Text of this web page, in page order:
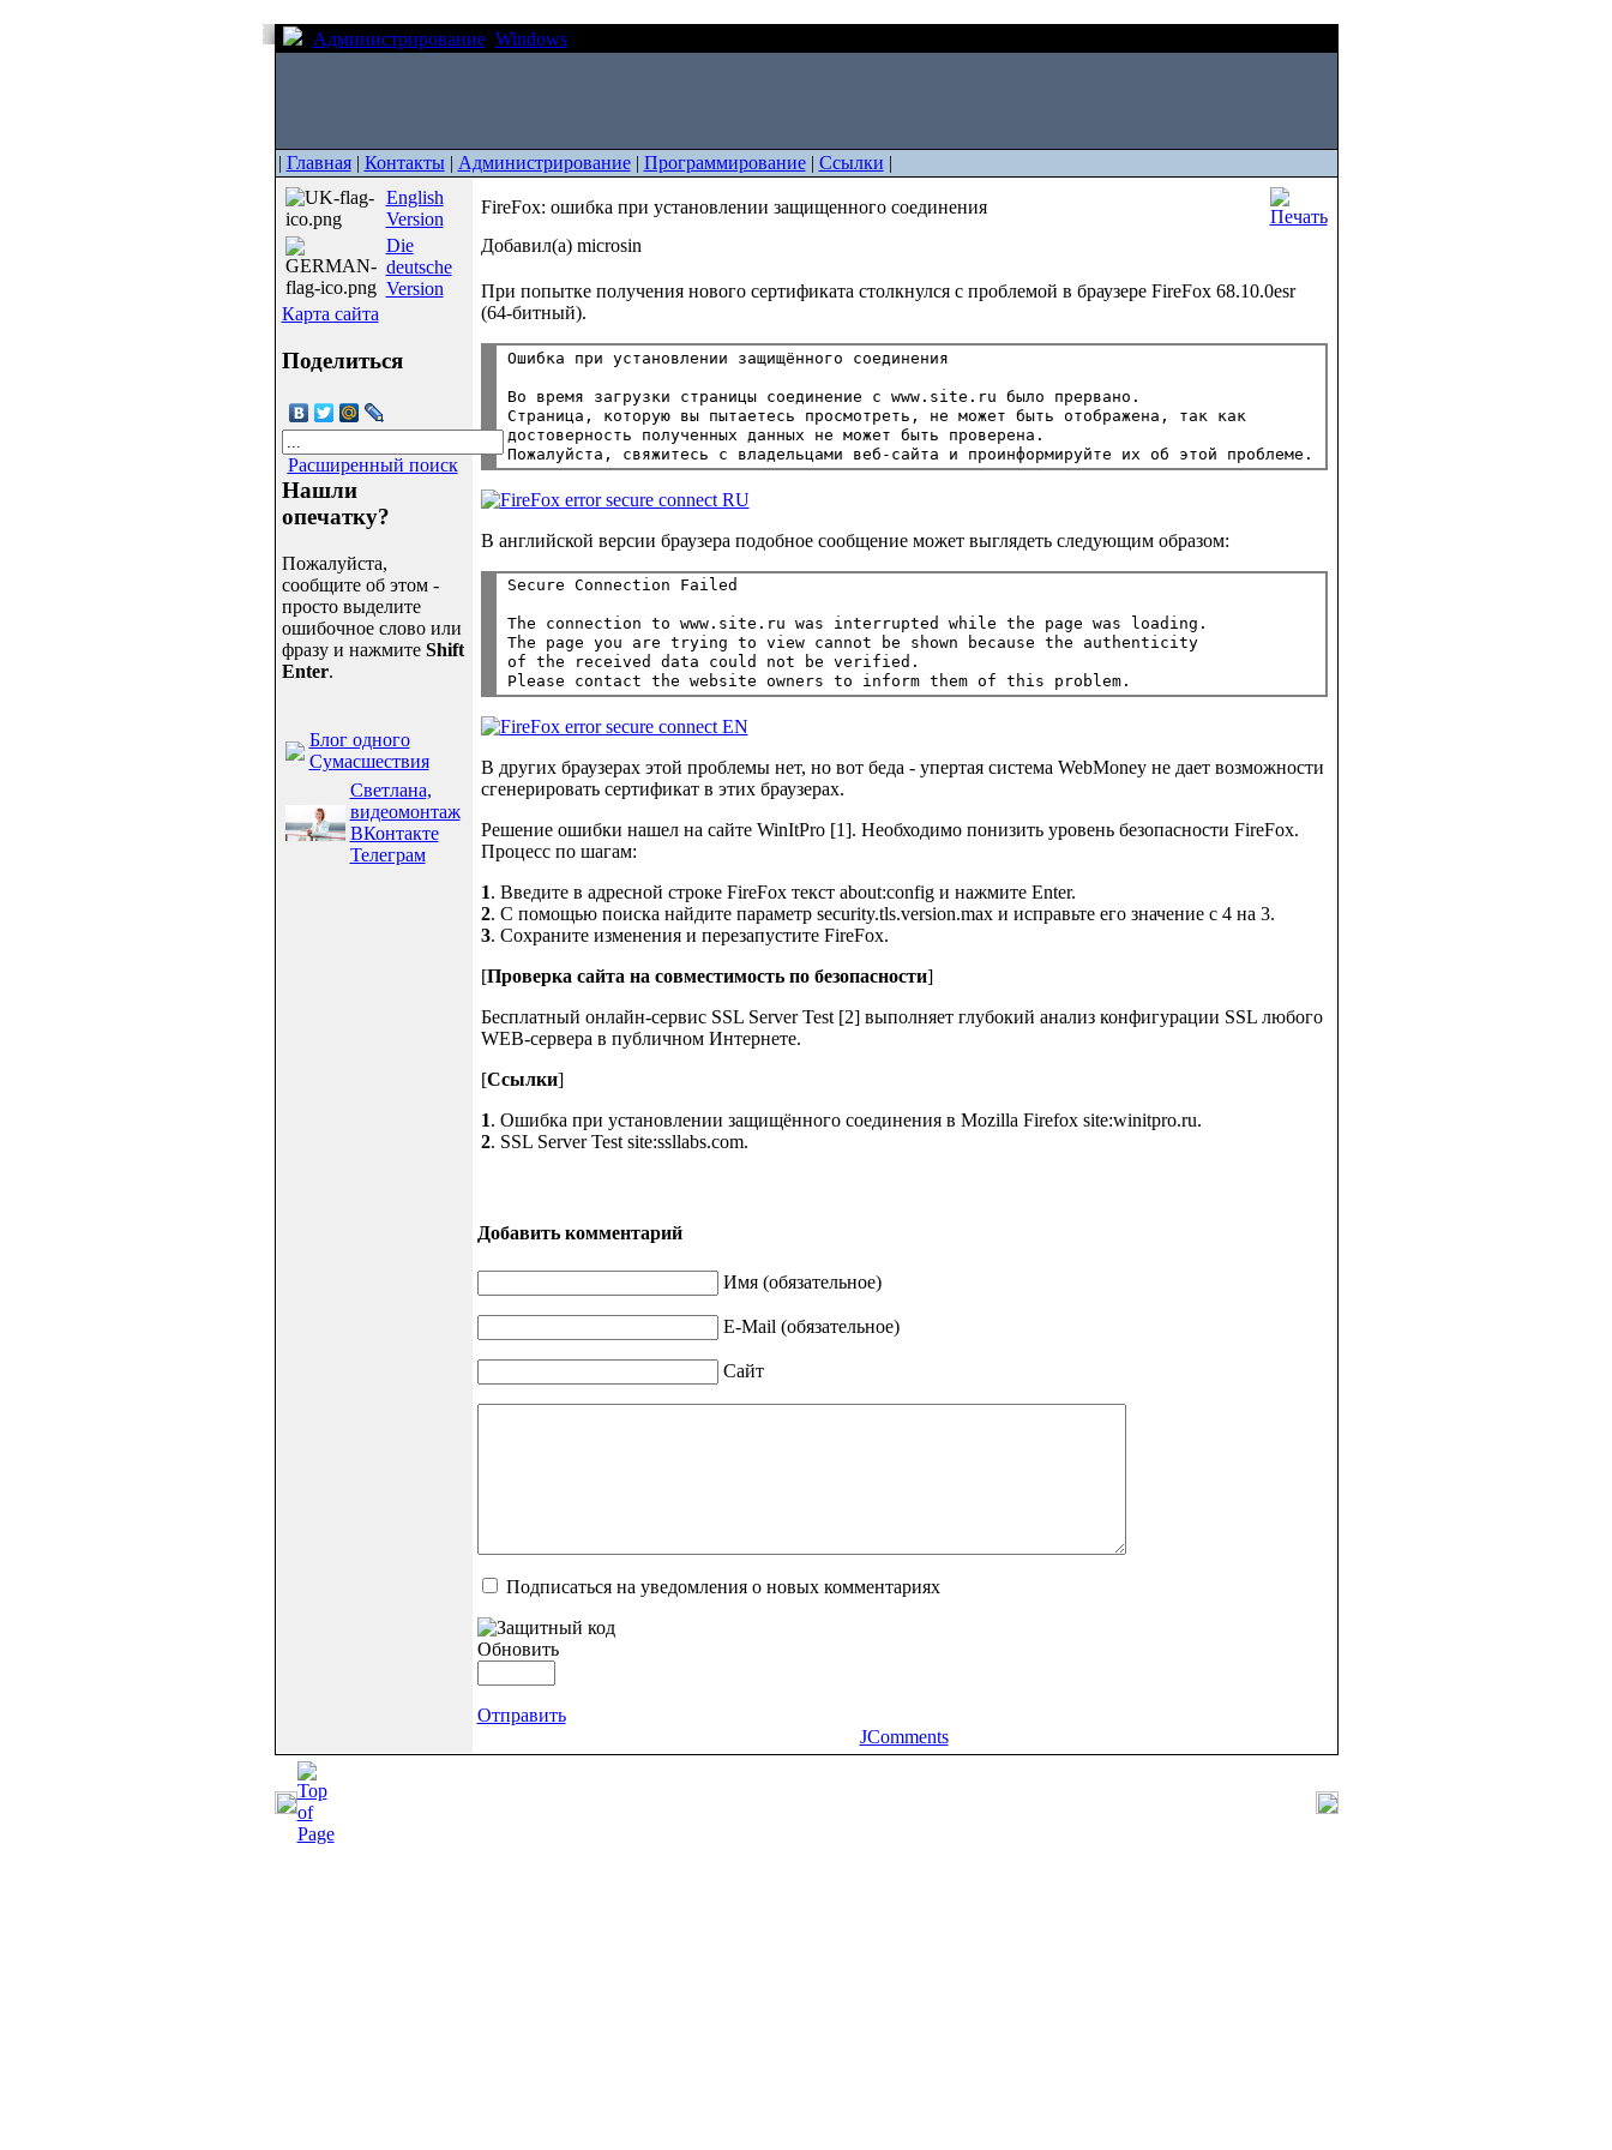
Администрирование Windows
| Главная| Контакты| Администрирование| Программирование| Ссылки |
English
Version
Die
deutsche
Version
Карта сайта
Поделиться
Расширенный поиск
Нашли
опечатку?
Пожалуйста,
сообщите об этом -
просто выделите
ошибочное слово или
фразу и нажмите Shift
Enter.
Блог одного
Сумасшествия
Светлана,
видеомонтаж
ВКонтакте
Телеграм
FireFox: ошибка при установлении защищенного соединения
Добавил(а) microsin
При попытке получения нового сертификата столкнулся с проблемой в браузере FireFox 68.10.0esr
(64-битный).
Во время загрузки страницы соединение с www.site.ru было прервано.
Страница, которую вы пытаетесь просмотреть, не может быть отображена, так как
достоверность полученных данных не может быть проверена.
В английской версии браузера подобное сообщение может выглядеть следующим образом:
The connection to www.site.ru was interrupted while the page was loading.
The page you are trying to view cannot be shown because the authenticity
of the received data could not be verified.
В других браузерах этой проблемы нет, но вот беда - упертая система WebMoney не дает возможности
сгенерировать сертификат в этих браузерах.
Решение ошибки нашел на сайте WinItPro [1]. Необходимо понизить уровень безопасности FireFox.
Процесс по шагам:
1. Введите в адресной строке FireFox текст about:config и нажмите Enter.
2. С помощью поиска найдите параметр security.tls.version.max и исправьте его значение с 4 на 3.
3. Сохраните изменения и перезапустите FireFox.
[Проверка сайта на совместимость по безопасности]
Бесплатный онлайн-сервис SSL Server Test [2] выполняет глубокий анализ конфигурации SSL любого
WEB-сервера в публичном Интернете.
[Ссылки]
1. Ошибка при установлении защищённого соединения в Mozilla Firefox site:winitpro.ru.
2. SSL Server Test site:ssllabs.com.
Добавить комментарий
Имя (обязательное)
E-Mail (обязательное)
Сайт
Подписаться на уведомления о новых комментариях
Обновить
Отправить
JComments